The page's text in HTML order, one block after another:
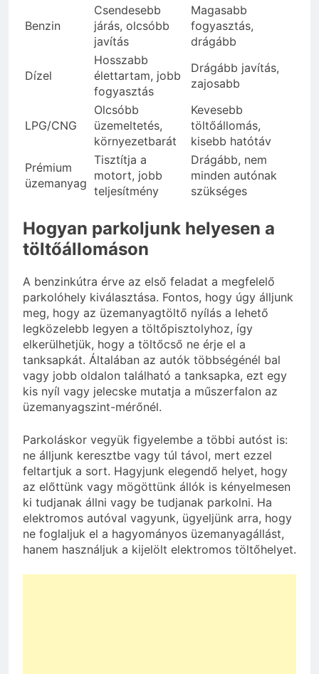
Benzin
Csendesebb
járás, olcsóbb
javítás
Magasabb
fogyasztás,
drágább
Dízel
Hosszabb
élettartam, jobb
fogyasztás
Drágább javítás,
zajosabb
LPG/CNG
Olcsóbb
üzemeltetés,
környezetbarát
Kevesebb
töltőállomás,
kisebb hatótáv
Prémium
üzemanyag
Tisztítja a
motort, jobb
teljesítmény
Drágább, nem
minden autónak
szükséges
Hogyan parkoljunk helyesen a
töltőállomáson
A benzinkútra érve az első feladat a megfelelő
parkolóhely kiválasztása. Fontos, hogy úgy álljunk
meg, hogy az üzemanyagtöltő nyílás a lehető
legközelebb legyen a töltőpisztolyhoz, így
elkerülhetjük, hogy a töltőcső ne érje el a
tanksapkát. Általában az autók többségénél bal
vagy jobb oldalon található a tanksapka, ezt egy
kis nyíl vagy jelecske mutatja a műszerfalon az
üzemanyagszint-mérőnél.
Parkoláskor vegyük figyelembe a többi autóst is:
ne álljunk keresztbe vagy túl távol, mert ezzel
feltartjuk a sort. Hagyjunk elegendő helyet, hogy
az előttünk vagy mögöttünk állók is kényelmesen
ki tudjanak állni vagy be tudjanak parkolni. Ha
elektromos autóval vagyunk, ügyeljünk arra, hogy
ne foglaljuk el a hagyományos üzemanyagállást,
hanem használjuk a kijelölt elektromos töltőhelyet.